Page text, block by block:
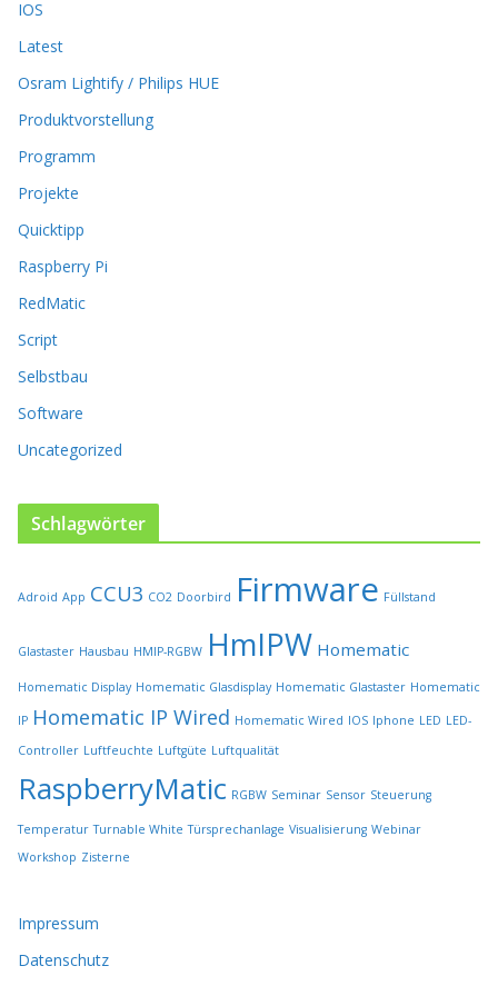
n
n
k
n
e
n
u
f
e
r
r
d
u
e
t
e
w
h
l
t
w
e
d
n
IOS
Latest
Osram Lightify / Philips HUE
Produktvorstellung
Programm
Projekte
Quicktipp
Raspberry Pi
RedMatic
Script
Selbstbau
Software
Uncategorized
Schlagwörter
Adroid App CCU3 CO2 Doorbird Firmware Füllstand
Glastaster Hausbau HMIP-RGBW HmIPW Homematic
Homematic Display Homematic Glasdisplay Homematic Glastaster Homematic
IP Homematic IP Wired Homematic Wired IOS Iphone LED LED-
Controller Luftfeuchte Luftgüte Luftqualität
RaspberryMatic RGBW Seminar Sensor Steuerung
Temperatur Turnable White Türsprechanlage Visualisierung Webinar
Workshop Zisterne
Impressum
Datenschutz